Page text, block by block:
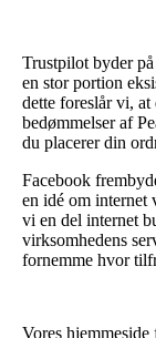
Trustpilot byder
en stor portion
dette foreslår vi,
bedømmelser af
du placerer din
Facebook
en idé om internet
vi en del internet
virksomhedens
fornemme hvor
Vores